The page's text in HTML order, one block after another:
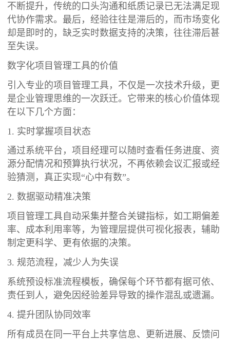
不断提升，传统的口头沟通和纸质记录已无法满足现
代协作需求。最后，经验往往是滞后的，而市场变化
却是即时的，缺乏实时数据支持的决策，往往滞后甚
至失误。
数字化项目管理工具的价值
引入专业的项目管理工具，不仅是一次技术升级，更
是企业管理思维的一次跃迁。它带来的核心价值体现
在以下几个方面：
1. 实时掌握项目状态
通过系统平台，项目经理可以随时查看任务进度、资
源分配情况和预算执行状况，不再依赖会议汇报或经
验猜测，真正实现“心中有数”。
2. 数据驱动精准决策
项目管理工具自动采集并整合关键指标，如工期偏差
率、成本利用率等，为管理层提供可视化报表，辅助
制定更科学、更有依据的决策。
3. 规范流程，减少人为失误
系统预设标准流程模板，确保每个环节都有据可依、
责任到人，避免因经验差异导致的操作混乱或遗漏。
4. 提升团队协同效率
所有成员在同一平台上共享信息、更新进展、反馈问